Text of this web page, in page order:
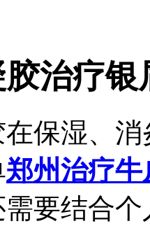
治疗银
保湿、
郑州治疗
要结合